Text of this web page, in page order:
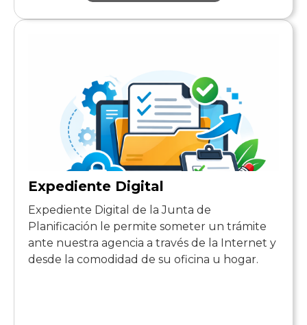
Expediente Digital
Expediente Digital de la Junta de
Planificación le permite someter un trámite
ante nuestra agencia a través de la Internet y
desde la comodidad de su oficina u hogar.